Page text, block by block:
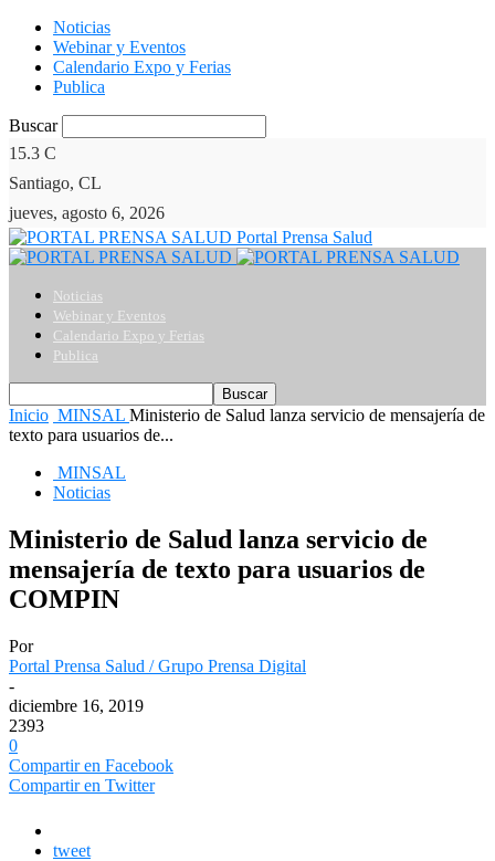
Noticias
Webinar y Eventos
Calendario Expo y Ferias
Publica
Buscar
15.3 C
Santiago, CL
jueves, agosto 6, 2026
Portal Prensa Salud
Noticias
Webinar y Eventos
Calendario Expo y Ferias
Publica
Inicio MINSAL Ministerio de Salud lanza servicio de mensajería de
texto para usuarios de...
MINSAL
Noticias
Ministerio de Salud lanza servicio de
mensajería de texto para usuarios de
COMPIN
Por
Portal Prensa Salud / Grupo Prensa Digital
-
diciembre 16, 2019
2393
0
Compartir en Facebook
Compartir en Twitter
tweet